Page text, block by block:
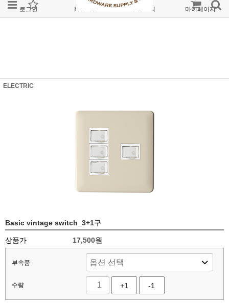
로그인 회원가입 주문조회 마이페이지
ELECTRIC
Basic vintage switch_3+1구
상품가 17,500원
부속품
수량 +1 -1